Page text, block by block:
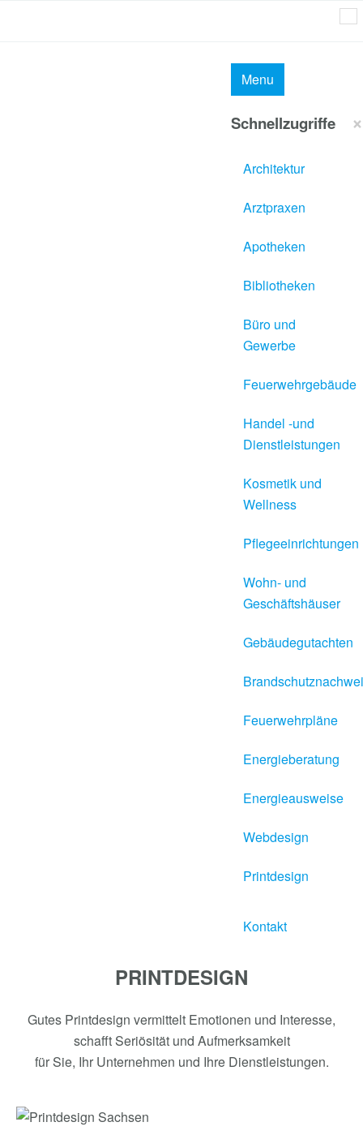
Menu
×
Schnellzugriffe
Architektur
Arztpraxen
Apotheken
Bibliotheken
Büro und
Gewerbe
Feuerwehrgebäude
Handel -und
Dienstleistungen
Kosmetik und
Wellness
Pflegeeinrichtungen
Wohn- und
Geschäftshäuser
Gebäudegutachten
Feuerwehrpläne
Energieberatung
Energieausweise
Webdesign
Printdesign
Kontakt
PRINTDESIGN
Gutes Printdesign vermittelt Emotionen und Interesse,
schafft Seriösität und Aufmerksamkeit
für Sie, Ihr Unternehmen und Ihre Dienstleistungen.